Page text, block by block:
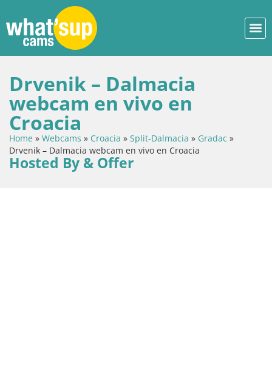
Drvenik – Dalmacia
webcam en vivo en
Croacia
Home » Webcams » Croacia » Split-Dalmacia » Gradac »
Drvenik – Dalmacia webcam en vivo en Croacia
Hosted By & Offer